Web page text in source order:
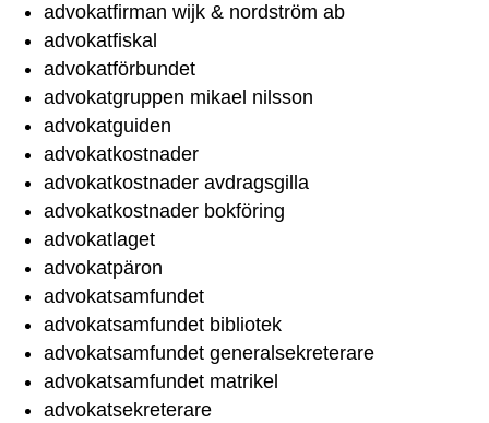
advokatfirman wijk & nordström ab
advokatfiskal
advokatförbundet
advokatgruppen mikael nilsson
advokatguiden
advokatkostnader
advokatkostnader avdragsgilla
advokatkostnader bokföring
advokatlaget
advokatpäron
advokatsamfundet
advokatsamfundet bibliotek
advokatsamfundet generalsekreterare
advokatsamfundet matrikel
advokatsekreterare